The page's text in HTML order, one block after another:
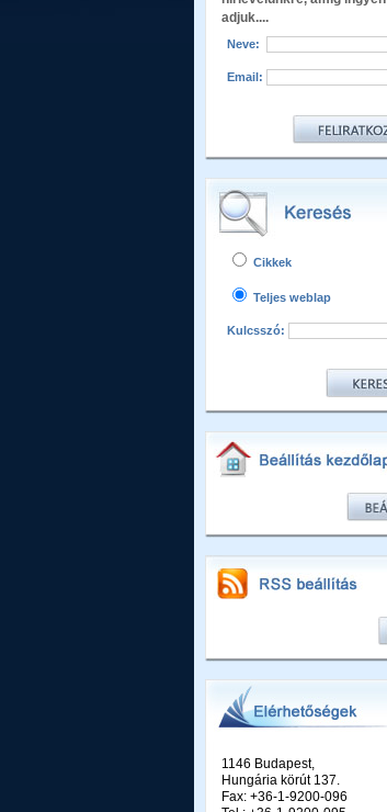
adjuk....
Neve:
Email:
Cikkek
Teljes weblap
Kulcsszó:
1146 Budapest,
Hungária körút 137.
Fax: +36-1-9200-096